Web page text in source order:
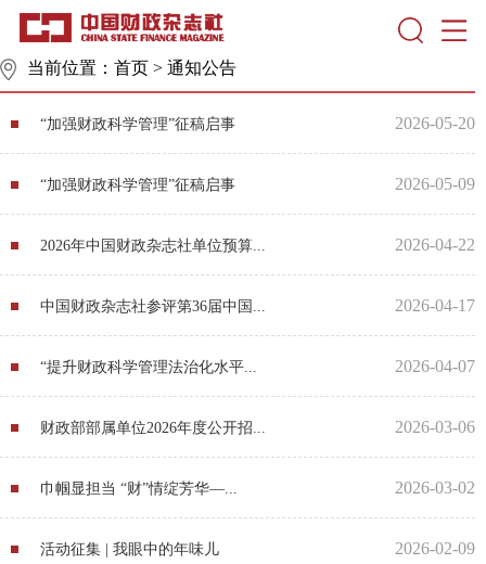
当前位置： 首页 > 通知公告
“加强财政科学管理”征稿启事 2026-05-20
“加强财政科学管理”征稿启事 2026-05-09
2026年中国财政杂志社单位预算... 2026-04-22
中国财政杂志社参评第36届中国... 2026-04-17
“提升财政科学管理法治化水平... 2026-04-07
财政部部属单位2026年度公开招... 2026-03-06
巾帼显担当 “财”情绽芳华—... 2026-03-02
活动征集 | 我眼中的年味儿 2026-02-09